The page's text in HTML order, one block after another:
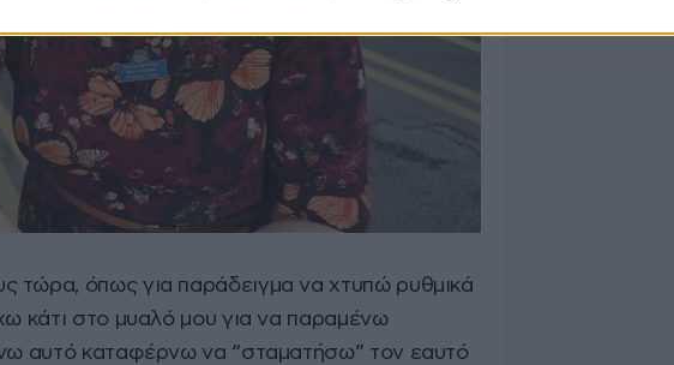
τώρα, όπως για παράδειγμα να χτυπώ ρυθμικά
κάτι στο μυαλό μου για να παραμένω
αυτό καταφέρνω να “σταματήσω” τον εαυτό